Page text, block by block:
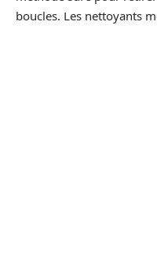
boucles. Les nettoyants